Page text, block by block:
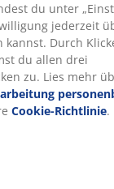
du unter
jederzeit
Durch
du allen drei
zu. Lies mehr
Cookie-Richtlinie.